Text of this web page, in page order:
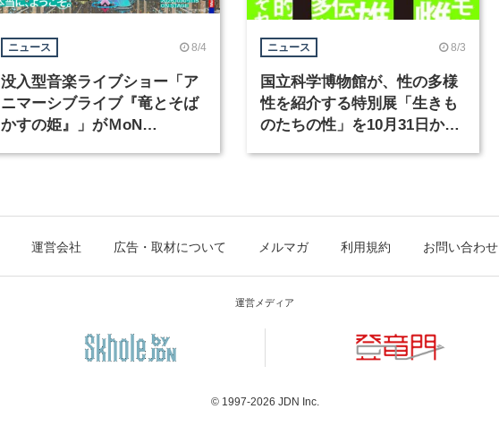
ニュース 8/4
没入型音楽ライブショー「ア
ニマーシブライブ『竜とそば
かすの姫』」がＭoN
ニュース 8/3
国立科学博物館が、性の多様
性を紹介する特別展「生きも
のたちの性」を10月31日から
運営会社 広告・取材について メルマガ 利用規約 お問い合わせ
運営メディア
© 1997-2026 JDN Inc.